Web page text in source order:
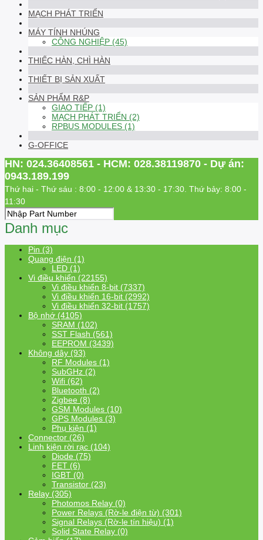
MẠCH PHÁT TRIỂN
MÁY TÍNH NHÚNG
CÔNG NGHIỆP (45)
THIẾC HÀN, CHÌ HÀN
THIẾT BỊ SẢN XUẤT
SẢN PHẨM R&P
GIAO TIẾP (1)
MẠCH PHÁT TRIỂN (2)
RPBUS MODULES (1)
G-OFFICE
HN: 024.36408561 - HCM: 028.38119870 - Dự án:
0943.189.199
Thứ hai - Thứ sáu : 8:00 - 12:00 & 13:30 - 17:30. Thứ bảy: 8:00 -
11:30
Danh mục
Pin (3)
Quang điện (1)
LED (1)
Vi điều khiển (22155)
Vi điều khiển 8-bit (7337)
Vi điều khiển 16-bit (2992)
Vi điều khiển 32-bit (1757)
Bộ nhớ (4105)
SRAM (102)
SST Flash (561)
EEPROM (3439)
Không dây (93)
RF Modules (1)
SubGHz (2)
Wifi (62)
Bluetooth (2)
Zigbee (8)
GSM Modules (10)
GPS Modules (3)
Phụ kiện (1)
Connector (26)
Linh kiện rời rạc (104)
Diode (75)
FET (6)
IGBT (0)
Transistor (23)
Relay (305)
Photomos Relay (0)
Power Relays (Rờ-le điện từ) (301)
Signal Relays (Rờ-le tín hiệu) (1)
Solid State Relay (0)